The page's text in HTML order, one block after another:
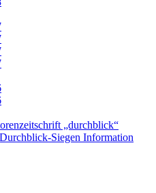
„durchblick“
Siegen Information